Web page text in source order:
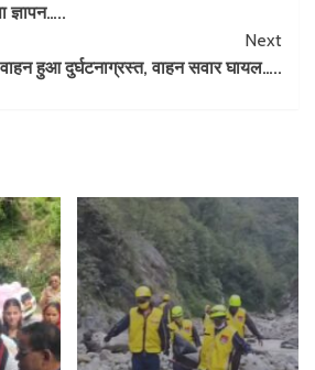
ज्ञापन…..
Next
हुआ दुर्घटनाग्रस्त, वाहन सवार घायल…..